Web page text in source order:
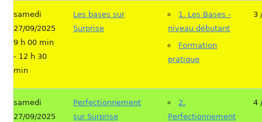
samedi
27/09/2025
9 h 00 min
- 12 h 30
min
Les bases sur
Surprise
1. Les Bases -
niveau débutant
Formation
pratique
3
samedi
27/09/2025
Perfectionnement
sur Surprise
2.
Perfectionnement
4